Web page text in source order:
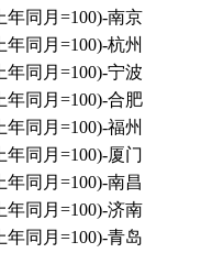
同月=100)-南京
同月=100)-杭州
同月=100)-宁波
同月=100)-合肥
同月=100)-福州
同月=100)-厦门
同月=100)-南昌
同月=100)-济南
同月=100)-青岛